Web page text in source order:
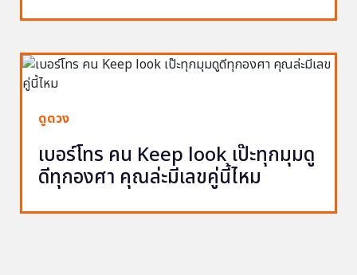
ดูดวง
เบอร์โทร คน Keep look เป๊ะทุกมุมดู
ดีทุกองศา คุณล่ะมีเลขคู่นี้ไหม